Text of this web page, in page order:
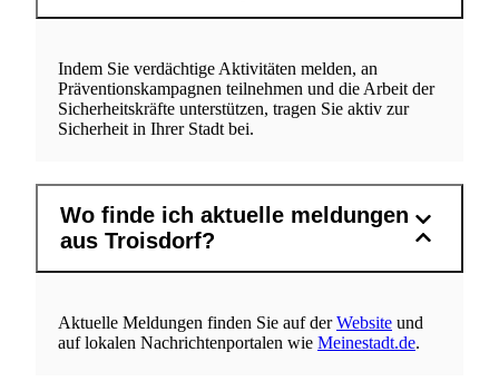
Indem Sie verdächtige Aktivitäten melden, an
Präventionskampagnen teilnehmen und die Arbeit der
Sicherheitskräfte unterstützen, tragen Sie aktiv zur
Sicherheit in Ihrer Stadt bei.
Wo finde ich aktuelle meldungen
aus Troisdorf?
Aktuelle Meldungen finden Sie auf derWebsite und
auf lokalen Nachrichtenportalen wie Meinestadt.de.